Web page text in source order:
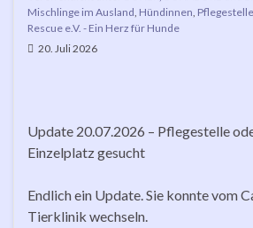
Mischlinge im Ausland Hündinnen
Rescue e.V. - Ein Herz für Hunde
20. Juli 2026
Update 20.07.2026 – Pflegestelle
Einzelplatz gesucht
Endlich ein Update. Sie konnte vom
Tierklinik wechseln.